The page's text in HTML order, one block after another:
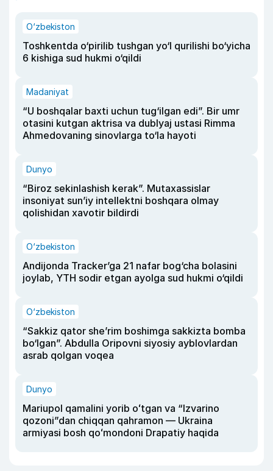
O‘zbekiston
Toshkentda o‘pirilib tushgan yo‘l qurilishi bo‘yicha
6 kishiga sud hukmi o‘qildi
Madaniyat
“U boshqalar baxti uchun tug‘ilgan edi”. Bir umr
otasini kutgan aktrisa va dublyaj ustasi Rimma
Ahmedovaning sinovlarga to‘la hayoti
Dunyo
“Biroz sekinlashish kerak”. Mutaxassislar
insoniyat sun’iy intellektni boshqara olmay
qolishidan xavotir bildirdi
O‘zbekiston
Andijonda Tracker’ga 21 nafar bog‘cha bolasini
joylab, YTH sodir etgan ayolga sud hukmi o‘qildi
O‘zbekiston
“Sakkiz qator she’rim boshimga sakkizta bomba
bo‘lgan”. Abdulla Oripovni siyosiy ayblovlardan
asrab qolgan voqea
Dunyo
Mariupol qamalini yorib oʻtgan va “Izvarino
qozoni”dan chiqqan qahramon — Ukraina
armiyasi bosh qoʻmondoni Drapatiy haqida